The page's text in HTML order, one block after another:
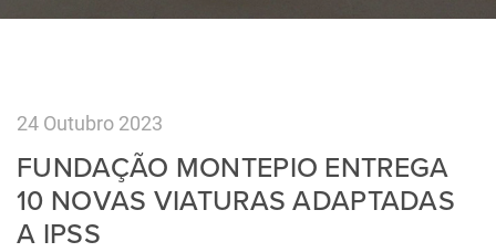
24 Outubro 2023
FUNDAÇÃO MONTEPIO ENTREGA
10 NOVAS VIATURAS ADAPTADAS
A IPSS